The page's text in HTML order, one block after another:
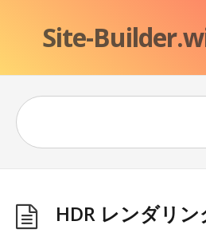
Site-
HDR レンダリン